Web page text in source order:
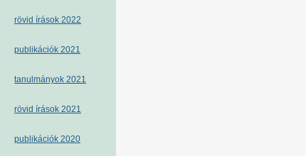
rövid írások 2022
publikációk 2021
tanulmányok 2021
rövid írások 2021
publikációk 2020